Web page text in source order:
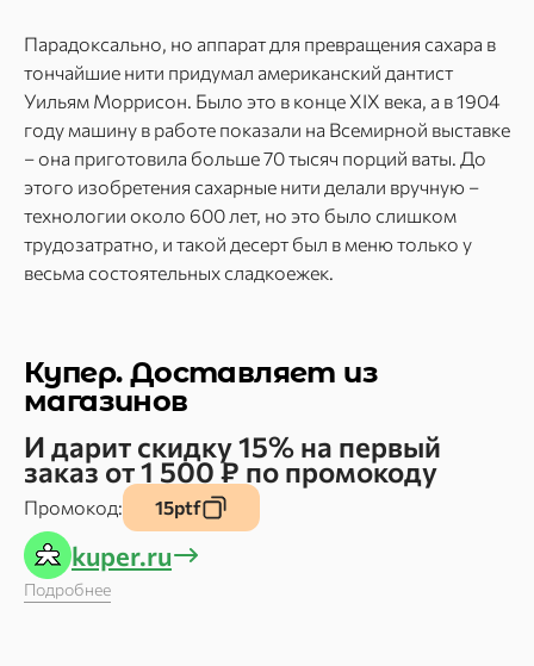
Парадоксально, но аппарат для превращения сахара в
тончайшие нити придумал американский дантист
Уильям Моррисон. Было это в конце XIX века, а в 1904
году машину в работе показали на Всемирной выставке
– она приготовила больше 70 тысяч порций ваты. До
этого изобретения сахарные нити делали вручную –
технологии около 600 лет, но это было слишком
трудозатратно, и такой десерт был в меню только у
весьма состоятельных сладкоежек.
Купер. Доставляет из
магазинов
И дарит скидку 15% на первый
заказ от 1 500 ₽ по промокоду
Промокод: 15ptf
kuper.ru
Подробнее